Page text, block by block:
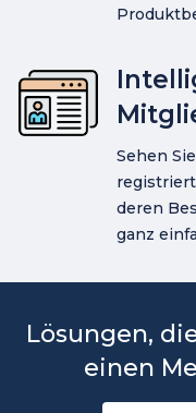
Sehen
deren
ganz
Lösungen,
einen